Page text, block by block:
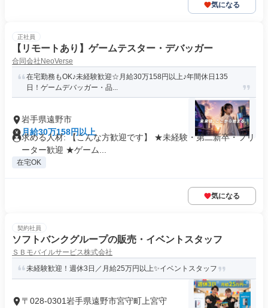
気になる
正社員
【リモートあり】ゲームテスター・デバッガー
合同会社NeoVerse
在宅勤務もOK♪未経験歓迎☆月給30万158円以上♪年間休日135
日！ゲームデバッガー・品...
岩手県遠野市
月給30万158円以上
求める人材: 【こんな方歓迎です】 ★未経験・第二新卒・フリ
ーター歓迎 ★ゲーム...
在宅OK
気になる
契約社員
ソフトバンクグループの販売・イベントスタッフ
ＳＢモバイルサービス株式会社
未経験歓迎！週休3日／月給25万円以上✨イベントスタッフ
〒028-0301岩手県遠野市宮守町上宮守